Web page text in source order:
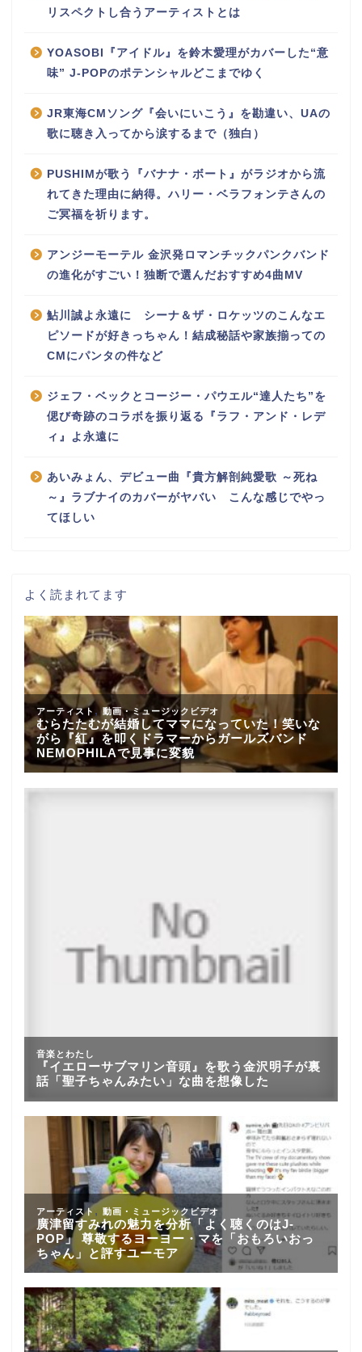
リスペクトし合うアーティストとは
YOASOBI『アイドル』を鈴木愛理がカバーした“意
味” J-POPのポテンシャルどこまでゆく
JR東海CMソング『会いにいこう』を勘違い、UAの
歌に聴き入ってから涙するまで（独白）
PUSHIMが歌う『バナナ・ボート』がラジオから流
れてきた理由に納得。ハリー・ベラフォンテさんの
ご冥福を祈ります。
アンジーモーテル 金沢発ロマンチックパンクバンド
の進化がすごい！独断で選んだおすすめ4曲MV
鮎川誠よ永遠に シーナ＆ザ・ロケッツのこんなエ
ピソードが好きっちゃん！結成秘話や家族揃っての
CMにパンタの件など
ジェフ・ベックとコージー・パウエル“達人たち”を
偲び奇跡のコラボを振り返る『ラフ・アンド・レデ
ィ』よ永遠に
あいみょん、デビュー曲『貴方解剖純愛歌 ～死ね
～』ラブナイのカバーがヤバい こんな感じでやっ
てほしい
よく読まれてます